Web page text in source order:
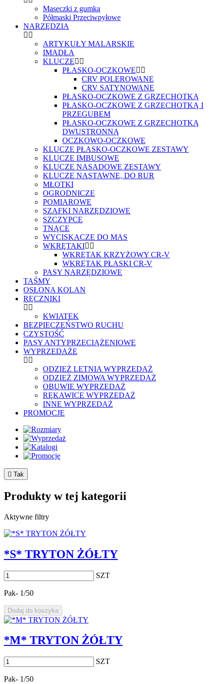
Maseczki z gumką
Półmaski Przeciwpyłowe
NARZĘDZIA
ARTYKUŁY MALARSKIE
IMADŁA
KLUCZE
PŁASKO-OCZKOWE
CRV POLEROWANE
CRV SATYNOWANE
PŁASKO-OCZKOWE Z GRZECHOTKĄ
PŁASKO-OCZKOWE Z GRZECHOTKĄ I
PRZEGUBEM
PŁASKO-OCZKOWE Z GRZECHOTKĄ
DWUSTRONNĄ
OCZKOWO-OCZKOWE
KLUCZE PŁASKO-OCZKOWE ZESTAWY
KLUCZE IMBUSOWE
KLUCZE NASADOWE ZESTAWY
KLUCZE NASTAWNE, DO RUR
MŁOTKI
OGRODNICZE
POMIAROWE
SZAFKI NARZĘDZIOWE
SZCZYPCE
TNĄCE
WYCISKACZE DO MAS
WKRĘTAKI
WKRĘTAK KRZYŻOWY CR-V
WKRĘTAK PŁASKI CR-V
PASY NARZĘDZIOWE
TAŚMY
OSŁONA KOLAN
RĘCZNIKI
KWIATEK
BEZPIECZEŃSTWO RUCHU
CZYSTOŚĆ
PASY ANTYPRZECIĄŻENIOWE
WYPRZEDAŻE
ODZIEŻ LETNIA WYPRZEDAŻ
ODZIEŻ ZIMOWA WYPRZEDAŻ
OBUWIE WYPRZEDAŻ
RĘKAWICE WYPRZEDAŻ
INNE WYPRZEDAŻ
PROMOCJE
 Tak
Produkty w tej kategorii
Aktywne filtry
*S* TRYTON ŻÓŁTY
SZT
Pak- 1/50
Dodaj do koszyka
*M* TRYTON ŻÓŁTY
SZT
Pak- 1/50